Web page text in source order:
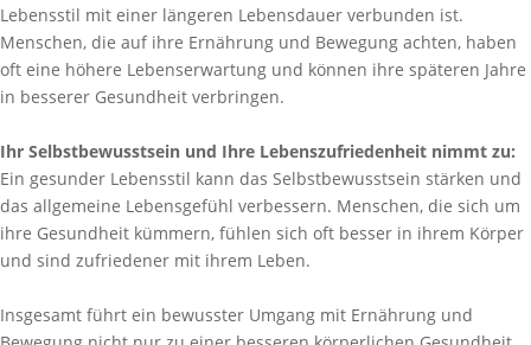
Lebensstil mit einer längeren Lebensdauer verbunden ist.
Menschen, die auf ihre Ernährung und Bewegung achten, haben
oft eine höhere Lebenserwartung und können ihre späteren Jahre
in besserer Gesundheit verbringen.
Ihr Selbstbewusstsein und Ihre Lebenszufriedenheit nimmt zu:
Ein gesunder Lebensstil kann das Selbstbewusstsein stärken und
das allgemeine Lebensgefühl verbessern. Menschen, die sich um
ihre Gesundheit kümmern, fühlen sich oft besser in ihrem Körper
und sind zufriedener mit ihrem Leben.
Insgesamt führt ein bewusster Umgang mit Ernährung und